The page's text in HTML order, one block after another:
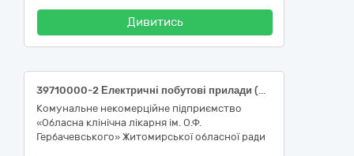
Дивитись
39710000-2 Електричні побутові прилади (Водонагрівачі (бойлери), холодильник)
Комунальне некомерційне підприємство
«Обласна клінічна лікарня ім. О.Ф.
Гербачевського» Житомирської обласної ради